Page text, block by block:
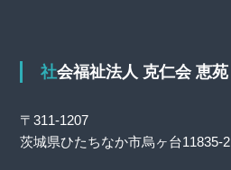
社会福祉法人 克仁会 恵苑
〒311-1207
茨城県ひたちなか市烏ヶ台11835-2